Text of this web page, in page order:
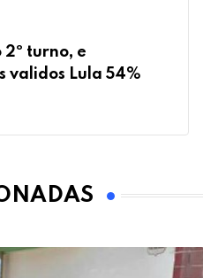
2º turno, e
validos Lula 54%